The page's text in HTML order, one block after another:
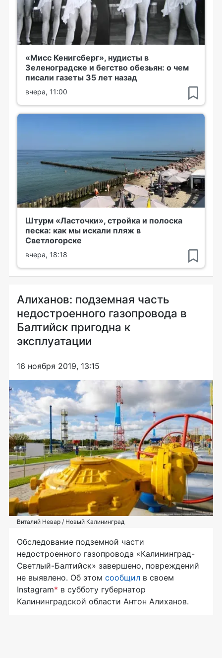
«Мисс Кенигсберг», нудисты в
Зеленоградске и бегство обезьян: о чем
писали газеты 35 лет назад
вчера, 11:00
Штурм «Ласточки», стройка и полоска
песка: как мы искали пляж в
Светлогорске
вчера, 18:18
Алиханов: подземная часть
недостроенного газопровода в
Балтийск пригодна к
эксплуатации
16 ноября 2019, 13:15
Виталий Невар / Новый Калининград
Обследование подземной части
недостроенного газопровода «Калининград-
Светлый-Балтийск» завершено, повреждений
не выявлено. Об этом сообщил в своем
Instagram* в субботу губернатор
Калининградской области Антон Алиханов.